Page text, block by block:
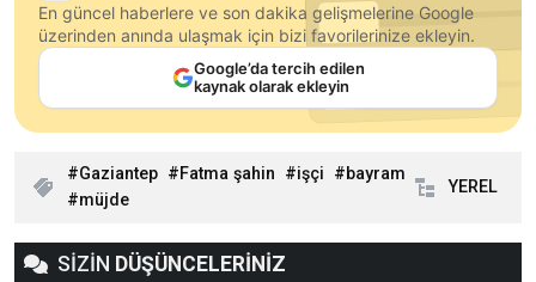
En güncel haberlere ve son dakika gelişmelerine Google
üzerinden anında ulaşmak için bizi favorilerinize ekleyin.
Google’da tercih edilen
kaynak olarak ekleyin
Gaziantep Fatma şahin işçi
bayram
müjde
YEREL
SİZİN DÜŞÜNCELERİNİZ